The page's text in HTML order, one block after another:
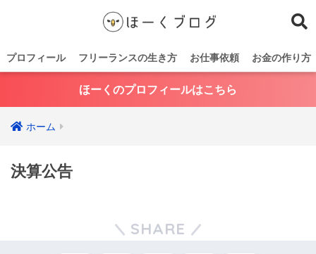
プロフィール フリーランスの生き方 お仕事依頼 お金の作り方
ほーくのプロフィールはこちら
ホーム
決算公告
SHARE